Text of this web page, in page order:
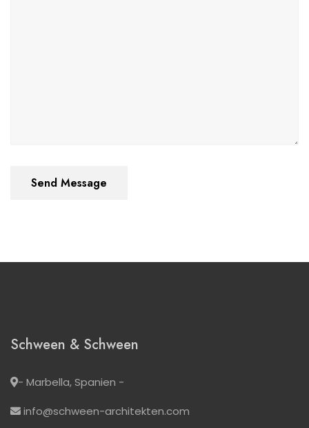
Send Message
Schween & Schween
- Marbella, Spanien -
info@schween-architekten.com